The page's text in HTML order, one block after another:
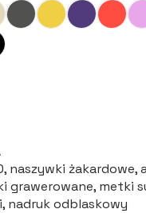
naszywki żakardowe,
grawerowane, metki
nadruk odblaskowy